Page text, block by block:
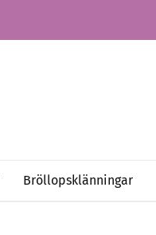
Bröllopsklänningar